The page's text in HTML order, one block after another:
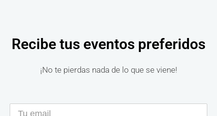
Recibe tus eventos preferidos
¡No te pierdas nada de lo que se viene!